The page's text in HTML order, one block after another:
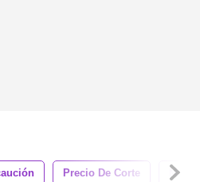
Precio De Corte